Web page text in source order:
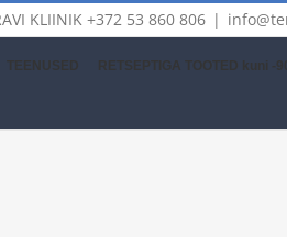
KLIINIK+372 53 860 806 |
TEENUSED RETSEPTIGA TOOTED kuni -